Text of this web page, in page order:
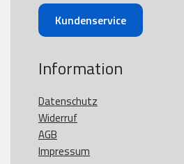
Kundenservice
Information
Datenschutz
Widerruf
AGB
Impressum